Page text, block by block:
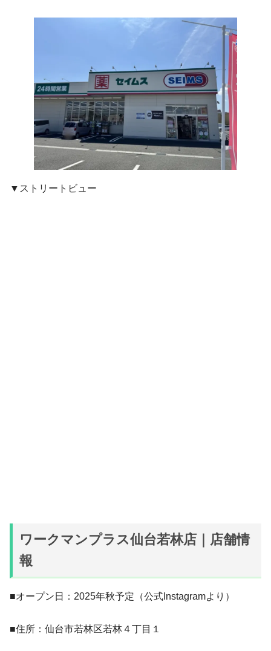
▼ストリートビュー
ワークマンプラス仙台若林店｜店舗情
報
■オープン日：2025年秋予定（公式Instagramより）
■住所：仙台市若林区若林４丁目１